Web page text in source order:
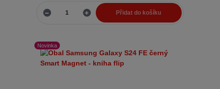
Přidat do košíku
Novinka